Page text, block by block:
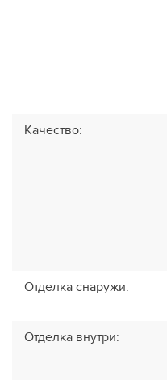
Качество:
Отделка снаружи:
Отделка внутри: